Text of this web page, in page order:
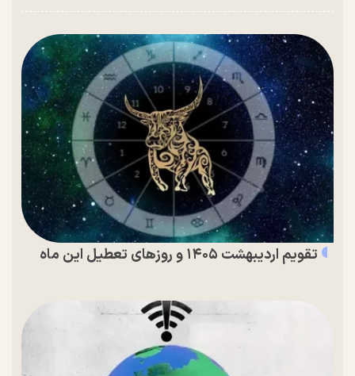
تقویم اردیبهشت ۱۴۰۵ و روز‌های تعطیل این ماه